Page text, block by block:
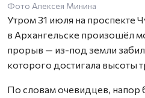
Фото Алексея Минина
Утром 31 июля на проспекте
в Архангельске произошёл
прорыв — из-под земли
которого достигала высоты
По словам очевидцев, напор